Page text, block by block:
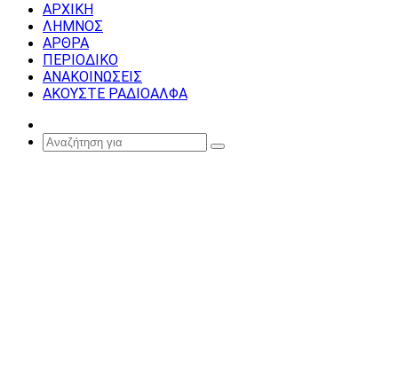
ΑΡΧΙΚΗ
ΛΗΜΝΟΣ
ΑΡΘΡΑ
ΠΕΡΙΟΔΙΚΟ
ΑΝΑΚΟΙΝΩΣΕΙΣ
ΑΚΟΥΣΤΕ ΡΑΔΙΟΑΛΦΑ
Article
Αναζήτηση